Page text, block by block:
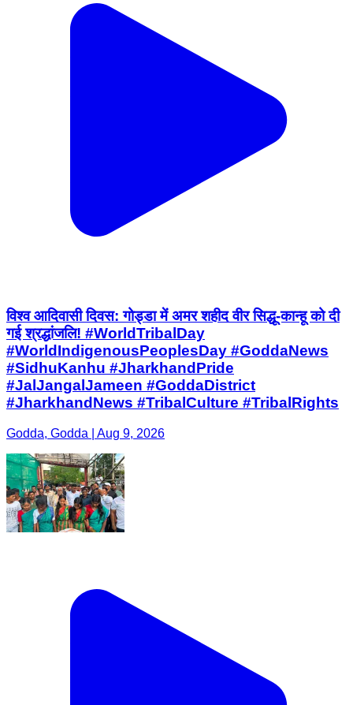
विश्व आदिवासी दिवस: गोड्डा में अमर शहीद वीर सिद्धू-कान्हू को दी
गई श्रद्धांजलि! #WorldTribalDay
#WorldIndigenousPeoplesDay #GoddaNews
#SidhuKanhu #JharkhandPride
#JalJangalJameen #GoddaDistrict
#JharkhandNews #TribalCulture #TribalRights
Godda, Godda | Aug 9, 2026